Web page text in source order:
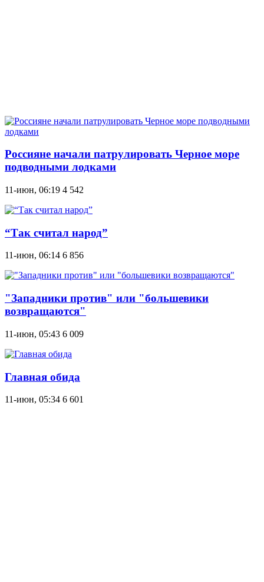
Россияне начали патрулировать Черное море
подводными лодками
11-июн, 06:19 4 542
“Так считал народ”
11-июн, 06:14 6 856
"Западники против" или "большевики
возвращаются"
11-июн, 05:43 6 009
Главная обида
11-июн, 05:34 6 601